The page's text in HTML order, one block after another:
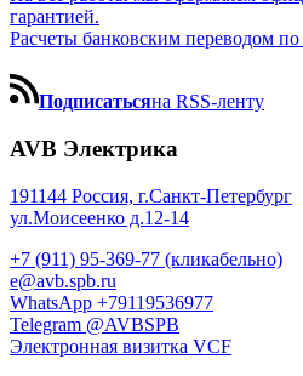
гарантией.
Расчеты банковским переводом по
Подписатьсяна RSS-ленту
AVB Электрика
191144 Россия, г.Санкт-Петербург
ул.Моисеенко д.12-14
+7 (911) 95-369-77 (кликабельно)
e@avb.spb.ru
WhatsApp +79119536977
Telegram @AVBSPB
Электронная визитка VCF